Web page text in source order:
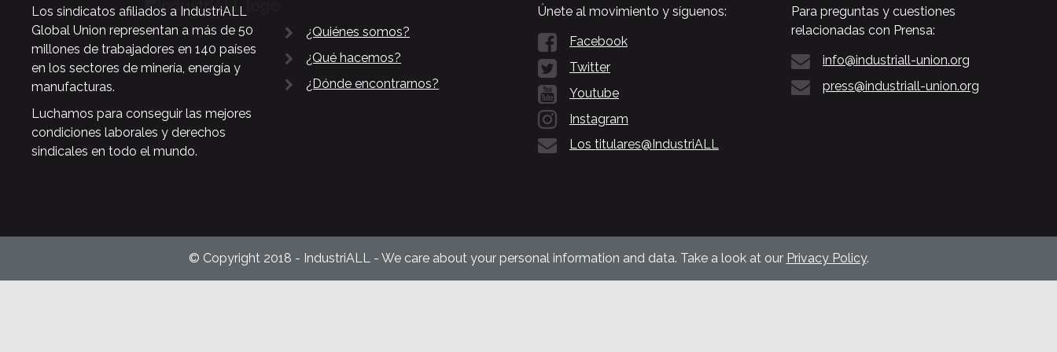
Los sindicatos afiliados a IndustriALL
Global Union representan a más de 50
millones de trabajadores en 140 países
en los sectores de minería, energía y
manufacturas.
Luchamos para conseguir las mejores
condiciones laborales y derechos
sindicales en todo el mundo.
¿Quiénes somos?
¿Qué hacemos?
¿Dónde encontrarnos?
Únete al movimiento y síguenos:
Facebook
Twitter
Youtube
Instagram
Los titulares@IndustriALL
Para preguntas y cuestiones
relacionadas con Prensa:
info@industriall-union.org
press@industriall-union.org
© Copyright 2018 - IndustriALL - We care about your personal information and data. Take a look at our Privacy Policy.